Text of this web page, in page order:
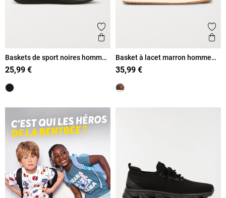
Ajouter aux favoris
Aperçu rapide
Baskets de sport noires homme
(40-46)
25,99 €
Basket à lacet marron homme
(40-45)
35,99 €